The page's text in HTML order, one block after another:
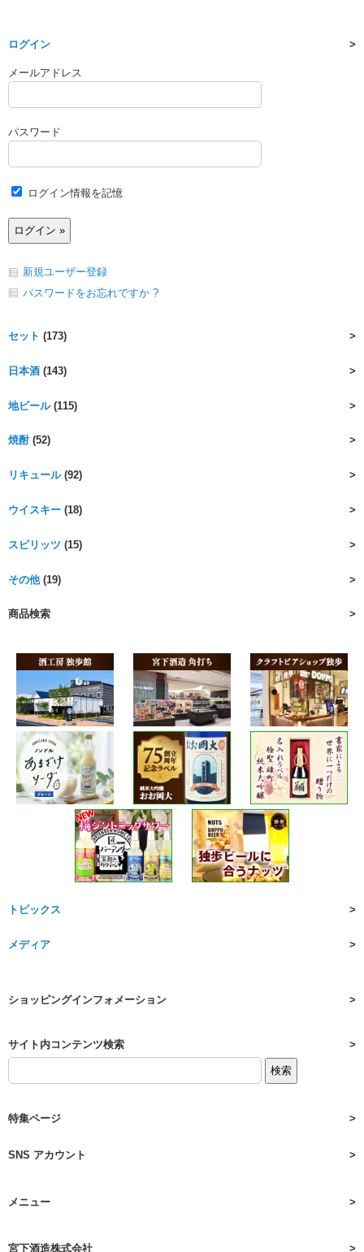
ログイン
メールアドレス
パスワード
ログイン情報を記憶
新規ユーザー登録
パスワードをお忘れですか ?
セット (173)
日本酒 (143)
地ビール(115)
焼酎(52)
リキュール(92)
ウイスキー (18)
スピリッツ (15)
その他(19)
商品検索
トピックス
メディア
ショッピングインフォメーション
サイト内コンテンツ検索
特集ページ
SNS アカウント
メニュー
宮下酒造株式会社